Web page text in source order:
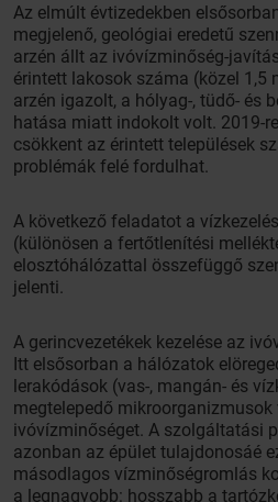
Az elmúlt évtizedekben
megjelenő, geológiai eredetű
arzén állt az ivóvízminőség-
érintett lakosok száma (közel 1,5
arzén igazolt, a hólyag-, tüdő- és
hatása miatt indokolt volt. 2019-
csökkent az érintett települések
problémák felé fordulhat.
A következő feladatot a
(különösen a fertőtlenítési
elosztóhálózattal összefüggő
jelenti.
A gerincvezetékek kezelése az
Itt elsősorban a hálózatok
lerakódások (vas-, mangán- és
megtelepedő mikroorganizmusok
ivóvízminőséget. A szolgáltatási
azonban az épület tulajdonosáé
másodlagos vízminőségromlás
a legnagyobb: hosszabb a